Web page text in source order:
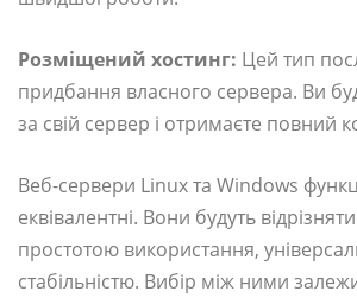
Розміщений хостинг: Цей тип
придбання власного сервера. Ви
за свій сервер і отримаєте повний
Веб-сервери Linux та Windows
еквівалентні. Вони будуть
простотою використання,
стабільністю. Вибір між ними